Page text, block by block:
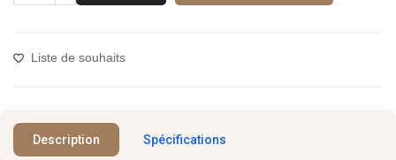
Liste de souhaits
Description Spécifications